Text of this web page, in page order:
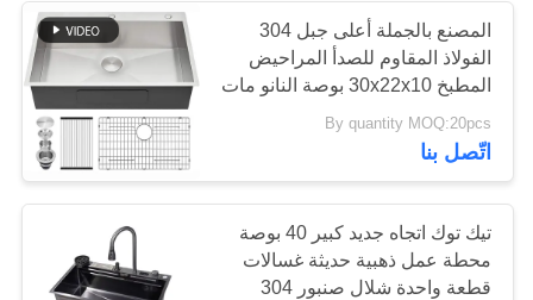
جولة
في
المعمل
مراقبة
الجودة
أعلى جبل بالوعة
المطبخ الفولاذ
المقاوم للصدأ
تحت جبل بالوعة
120
المصنع بالجملة أعلى جبل 304
الفولاذ المقاوم للصدأ المراحيض
المطبخ 30x22x10 بوصة النانو مات
الأسود قطرة في الحوض مع
الصرف الصحي فرجاديرو دي
كوكينا
By quantity MOQ:20pcs
اتّصل بنا
تيك توك اتجاه جديد كبير 40 بوصة
محطة عمل ذهبية حديثة غسالات
قطعة واحدة شلال صنبور 304